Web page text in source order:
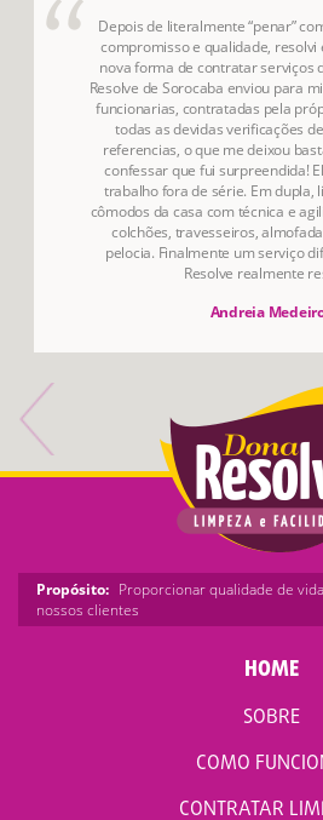
Depois de literalmente “penar”
compromisso e qualidade,
nova forma de contratar serviços
Resolve de Sorocaba enviou para
funcionarias, contratadas pela
todas as devidas verificações
referencias, o que me deixou
confessar que fui surpreendida!
trabalho fora de série. Em dupla,
cômodos da casa com técnica e
colchões, travesseiros,
pelocia. Finalmente um serviço
Resolve realmente
Andreia
Propósito: Proporcionar qualidade de
nossos clientes
HOME
SOBRE
COMO
CONTRATAR